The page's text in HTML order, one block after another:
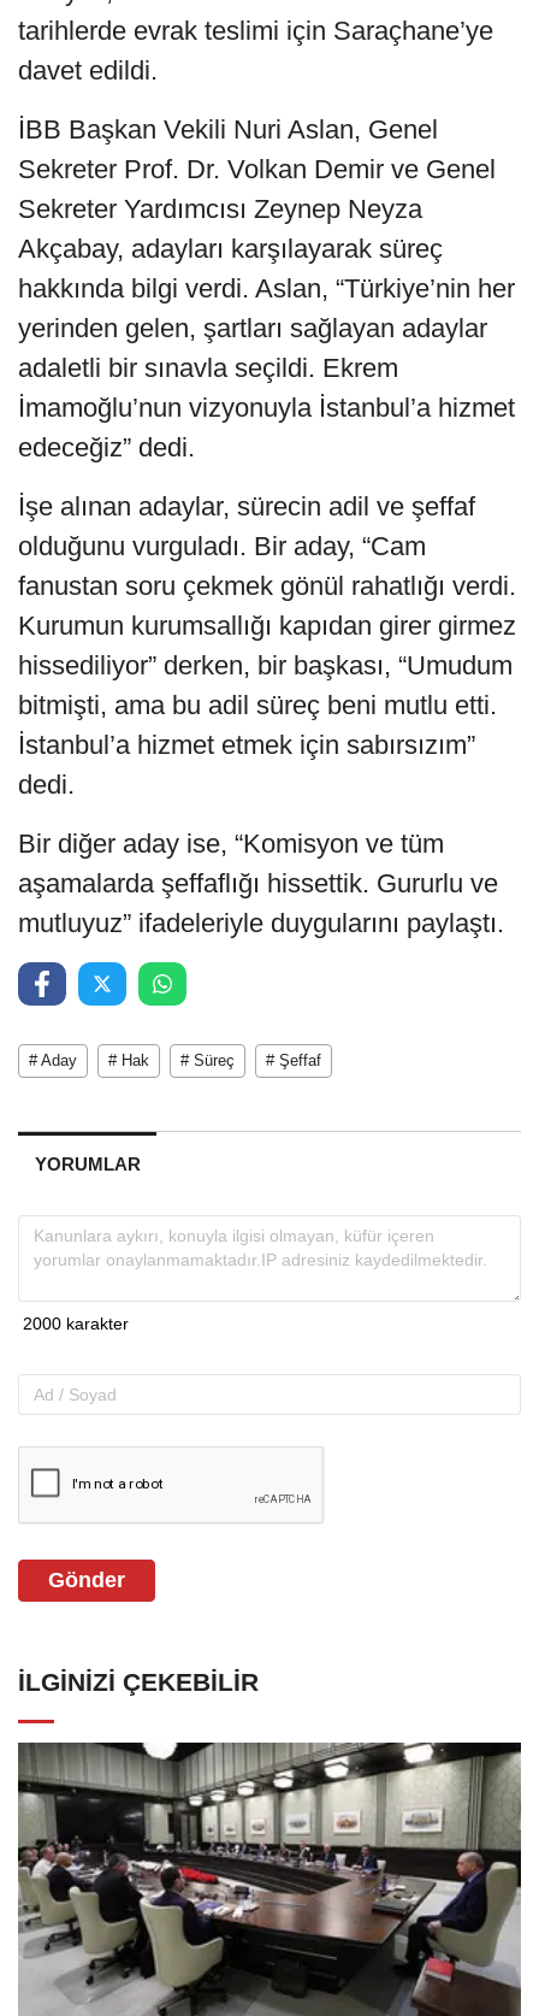
tarihlerde evrak teslimi için Saraçhane’ye
davet edildi.
İBB Başkan Vekili Nuri Aslan, Genel
Sekreter Prof. Dr. Volkan Demir ve Genel
Sekreter Yardımcısı Zeynep Neyza
Akçabay, adayları karşılayarak süreç
hakkında bilgi verdi. Aslan, “Türkiye’nin her
yerinden gelen, şartları sağlayan adaylar
adaletli bir sınavla seçildi. Ekrem
İmamoğlu’nun vizyonuyla İstanbul’a hizmet
edeceğiz” dedi.
İşe alınan adaylar, sürecin adil ve şeffaf
olduğunu vurguladı. Bir aday, “Cam
fanustan soru çekmek gönül rahatlığı verdi.
Kurumun kurumsallığı kapıdan girer girmez
hissediliyor” derken, bir başkası, “Umudum
bitmişti, ama bu adil süreç beni mutlu etti.
İstanbul’a hizmet etmek için sabırsızım”
dedi.
Bir diğer aday ise, “Komisyon ve tüm
aşamalarda şeffaflığı hissettik. Gururlu ve
mutluyuz” ifadeleriyle duygularını paylaştı.
# Aday # Hak # Süreç # Şeffaf
YORUMLAR
Gönder
İLGINIZI ÇEKEBILIR